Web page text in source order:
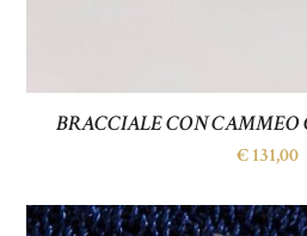
BRACCIALE CON CAMMEO
€131,00